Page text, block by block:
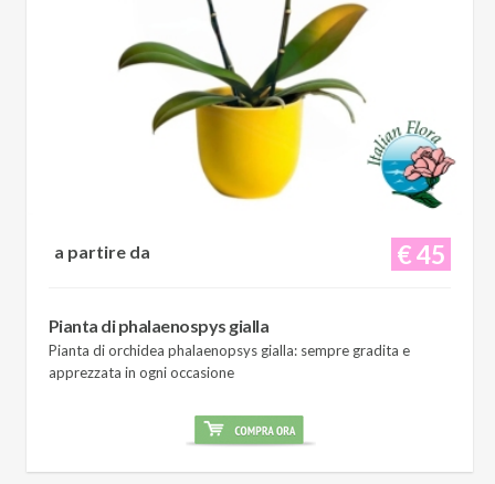
€ 45
a partire da
Pianta di phalaenospys gialla
Pianta di orchidea phalaenopsys gialla: sempre gradita e
apprezzata in ogni occasione